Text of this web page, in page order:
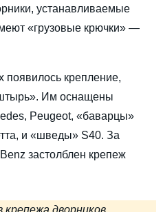
устанавливаемые
«грузовые крючки» —
крепление,
Им оснащены
Peugeot, «баварцы»
и «шведы» S40. За
застолблен крепеж